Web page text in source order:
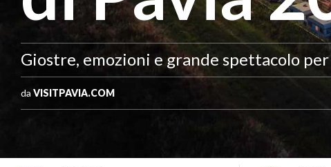
Giostre, emozioni e grande spettacolo
da VISITPAVIA.COM